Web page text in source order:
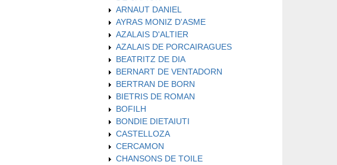
ARNAUT DANIEL
AYRAS MONIZ D'ASME
AZALAIS D'ALTIER
AZALAIS DE PORCAIRAGUES
BEATRITZ DE DIA
BERNART DE VENTADORN
BERTRAN DE BORN
BIETRIS DE ROMAN
BOFILH
BONDIE DIETAIUTI
CASTELLOZA
CERCAMON
CHANSONS DE TOILE